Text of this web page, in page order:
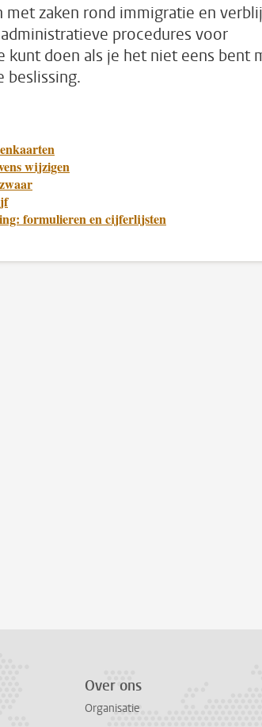
met zaken rond immigratie en
procedures voor
kunt doen als je het niet eens bent
beslissing.
wijzigen
formulieren en cijferlijsten
Over ons
Organisatie